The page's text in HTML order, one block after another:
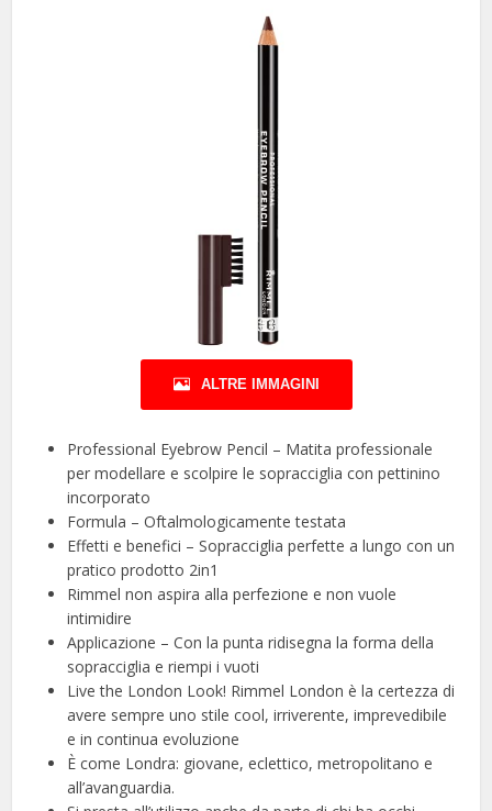
ALTRE IMMAGINI
Professional Eyebrow Pencil – Matita professionale
per modellare e scolpire le sopracciglia con pettinino
incorporato
Formula – Oftalmologicamente testata
Effetti e benefici – Sopracciglia perfette a lungo con un
pratico prodotto 2in1
Rimmel non aspira alla perfezione e non vuole
intimidire
Applicazione – Con la punta ridisegna la forma della
sopracciglia e riempi i vuoti
Live the London Look! Rimmel London è la certezza di
avere sempre uno stile cool, irriverente, imprevedibile
e in continua evoluzione
È come Londra: giovane, eclettico, metropolitano e
all’avanguardia.